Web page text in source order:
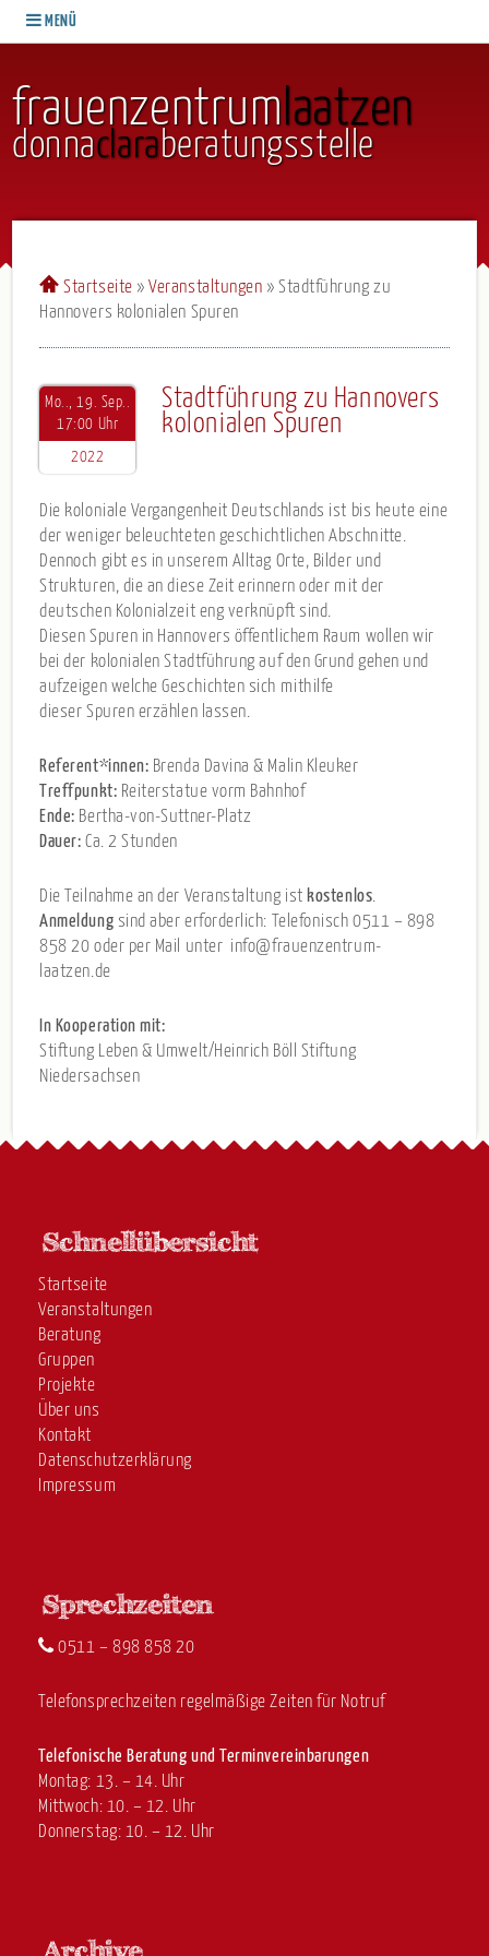
MENÜ
frauenzentrum laatzen
donnaclaraberatungsstelle
Startseite »Veranstaltungen »Stadtführung zu
Hannovers kolonialen Spuren
Mo.., 19. Sep..
17:00 Uhr
2022
Stadtführung zu Hannovers
kolonialen Spuren
Die koloniale Vergangenheit Deutschlands ist bis heute eine
der weniger beleuchteten geschichtlichen Abschnitte.
Dennoch gibt es in unserem Alltag Orte, Bilder und
Strukturen, die an diese Zeit erinnern oder mit der
deutschen Kolonialzeit eng verknüpft sind.
Diesen Spuren in Hannovers öffentlichem Raum wollen wir
bei der kolonialen Stadtführung auf den Grund gehen und
aufzeigen welche Geschichten sich mithilfe
dieser Spuren erzählen lassen.
Referent*innen: Brenda Davina & Malin Kleuker
Treffpunkt: Reiterstatue vorm Bahnhof
Ende: Bertha-von-Suttner-Platz
Dauer: Ca. 2 Stunden
Die Teilnahme an der Veranstaltung ist kostenlos.
Anmeldung sind aber erforderlich: Telefonisch 0511 – 898
858 20 oder per Mail unter info@frauenzentrum-
laatzen.de
In Kooperation mit:
Stiftung Leben & Umwelt/Heinrich Böll Stiftung
Niedersachsen
Startseite
Veranstaltungen
Beratung
Gruppen
Projekte
Über uns
Kontakt
Datenschutzerklärung
Impressum
0511 – 898 858 20
Telefonsprechzeiten regelmäßige Zeiten für Notruf
Telefonische Beratung und Terminvereinbarungen
Montag: 13. – 14. Uhr
Mittwoch: 10. – 12. Uhr
Donnerstag: 10. – 12. Uhr